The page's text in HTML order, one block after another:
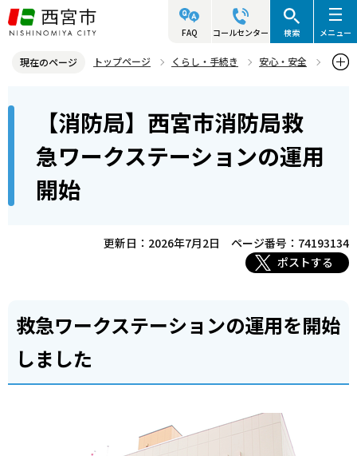
こ
の
ジ
す
FAQ コールセンター 検索 メニュー
現在のページ トップページ くらし・手続き
安心・安全
【消防局】西宮市消防局救急ワークステーションの運用開始
ら
【消防局】西宮市消防局救
急ワークステーションの運用
開始
更新日：2026年7月2日
ページ番号：74193134
ポストする
救急ワークステーションの運用を開始
しました